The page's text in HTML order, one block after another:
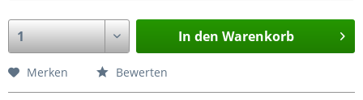
In den Warenkorb
Merken Bewerten